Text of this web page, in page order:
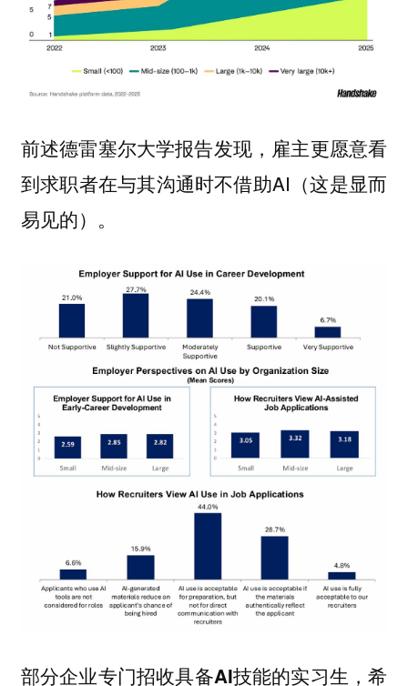
前述德雷塞尔大学报告发现，雇主更愿意看
到求职者在与其沟通时不借助AI（这是显而
易见的）。
部分企业专门招收具备AI技能的实习生 ，希